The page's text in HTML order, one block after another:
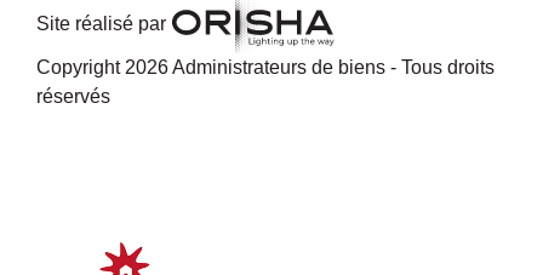
Site réalisé par
Copyright 2026 Administrateurs de biens - Tous droits
réservés